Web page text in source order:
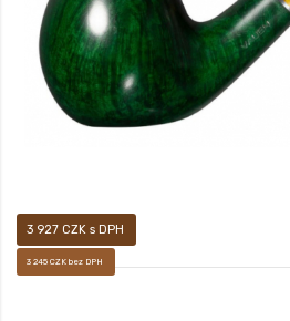
3 927 CZK s DPH
3 245 CZK bez DPH